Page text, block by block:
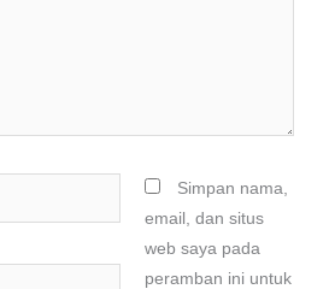
Simpan nama,
email, dan situs
web saya pada
peramban ini untuk